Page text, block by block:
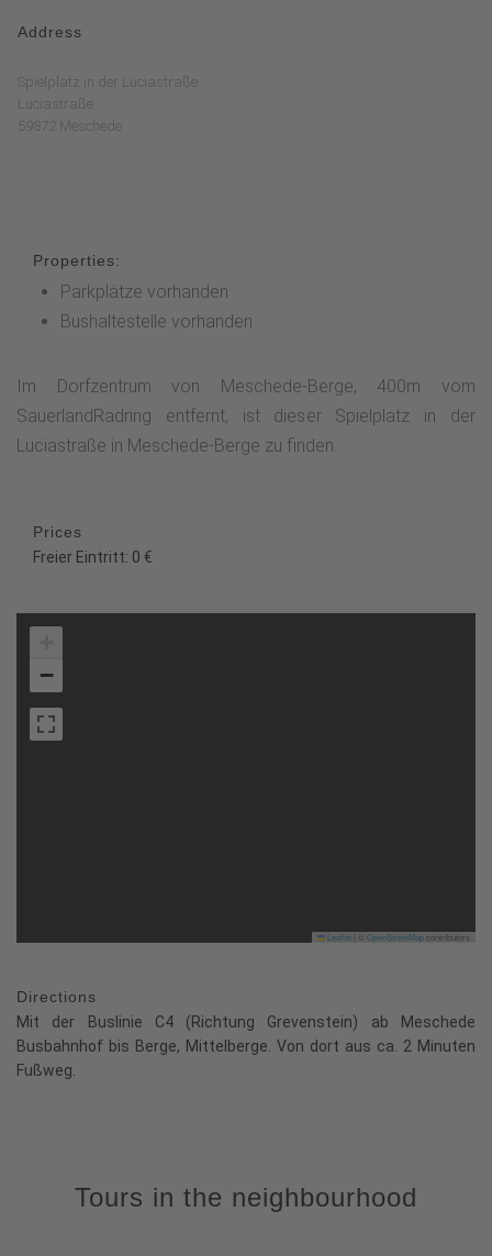
Address
Spielplatz in der Luciastraße
Luciastraße
59872 Meschede
Properties:
Parkplätze vorhanden
Bushaltestelle vorhanden
Im Dorfzentrum von Meschede-Berge, 400m vom
SauerlandRadring entfernt, ist dieser Spielplatz in der
Luciastraße in Meschede-Berge zu finden.
Prices
Freier Eintritt: 0 €
−
Leaflet OpenStreetMapcontributors
Directions
Mit der Buslinie C4 (Richtung Grevenstein) ab Meschede
Busbahnhof bis Berge, Mittelberge. Von dort aus ca. 2 Minuten
Fußweg.
Tours in the neighbourhood